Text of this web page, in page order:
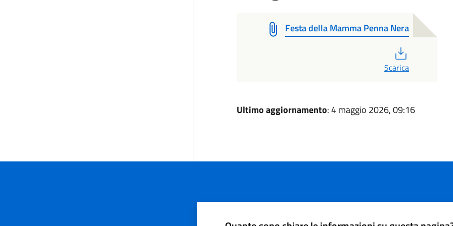
Festa della Mamma Penna Nera
Scarica
Ultimo aggiornamento: 4 maggio 2026, 09:16